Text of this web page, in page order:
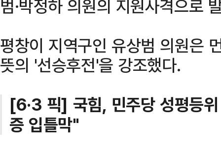
범·박정하 의원의 지원사격으로
평창이 지역구인 유상범 의원은
뜻의 '선승후전'을 강조했다.
[6·3 픽] 국힘, 민주당 성평등
증 입틀막"